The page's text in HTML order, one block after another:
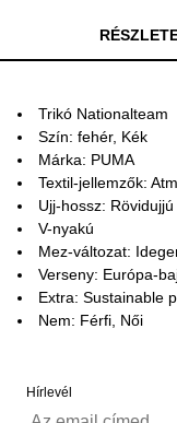
Trikó Nationalteam
Szín: fehér, Kék
Márka: PUMA
Textil-jellemzők:
Ujj-hossz: Rövidujjú
V-nyakú
Mez-változat:
Verseny: Európa-
Extra: Sustainable
Nem: Férfi, Női
Hírlevél